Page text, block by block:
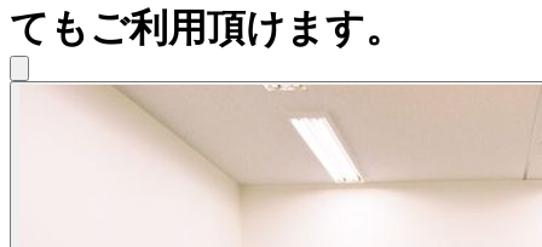
てもご利用頂けます。